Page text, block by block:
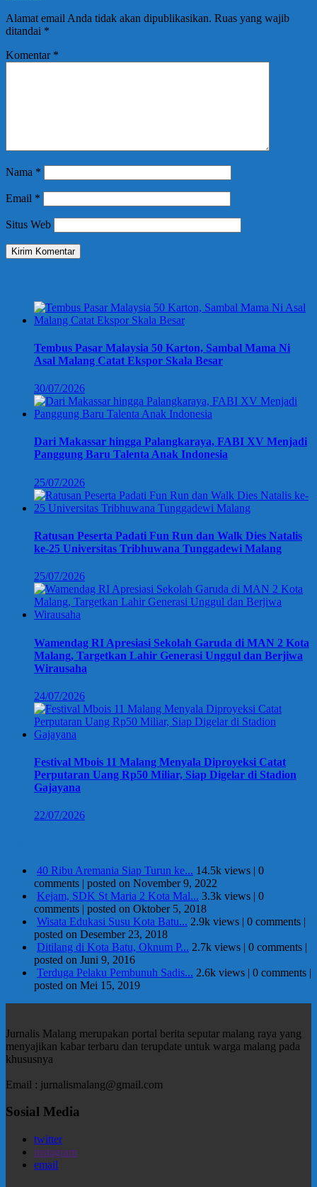
Alamat email Anda tidak akan dipublikasikan. Ruas yang wajib
ditandai *
Komentar *
Nama *
Email *
Situs Web
Tembus Pasar Malaysia 50 Karton, Sambal Mama Ni
Asal Malang Catat Ekspor Skala Besar
30/07/2026
Dari Makassar hingga Palangkaraya, FABI XV Menjadi
Panggung Baru Talenta Anak Indonesia
25/07/2026
Ratusan Peserta Padati Fun Run dan Walk Dies Natalis
ke-25 Universitas Tribhuwana Tunggadewi Malang
25/07/2026
Wamendag RI Apresiasi Sekolah Garuda di MAN 2 Kota
Malang, Targetkan Lahir Generasi Unggul dan Berjiwa
Wirausaha
24/07/2026
Festival Mbois 11 Malang Menyala Diproyeksi Catat
Perputaran Uang Rp50 Miliar, Siap Digelar di Stadion
Gajayana
22/07/2026
40 Ribu Aremania Siap Turun ke... 14.5k views | 0
comments | posted on November 9, 2022
Kejam, SDK St Maria 2 Kota Mal... 3.3k views | 0
comments | posted on Oktober 5, 2018
Wisata Edukasi Susu Kota Batu... 2.9k views | 0 comments |
posted on Desember 23, 2018
Ditilang di Kota Batu, Oknum P... 2.7k views | 0 comments |
posted on Juni 9, 2016
Terduga Pelaku Pembunuh Sadis... 2.6k views | 0 comments |
posted on Mei 15, 2019
Jurnalis Malang merupakan portal berita seputar malang raya yang
menyajikan kabar terbaru dan terupdate untuk warga malang pada
khususnya
Email : jurnalismalang@gmail.com
Sosial Media
twitter
instagram
email